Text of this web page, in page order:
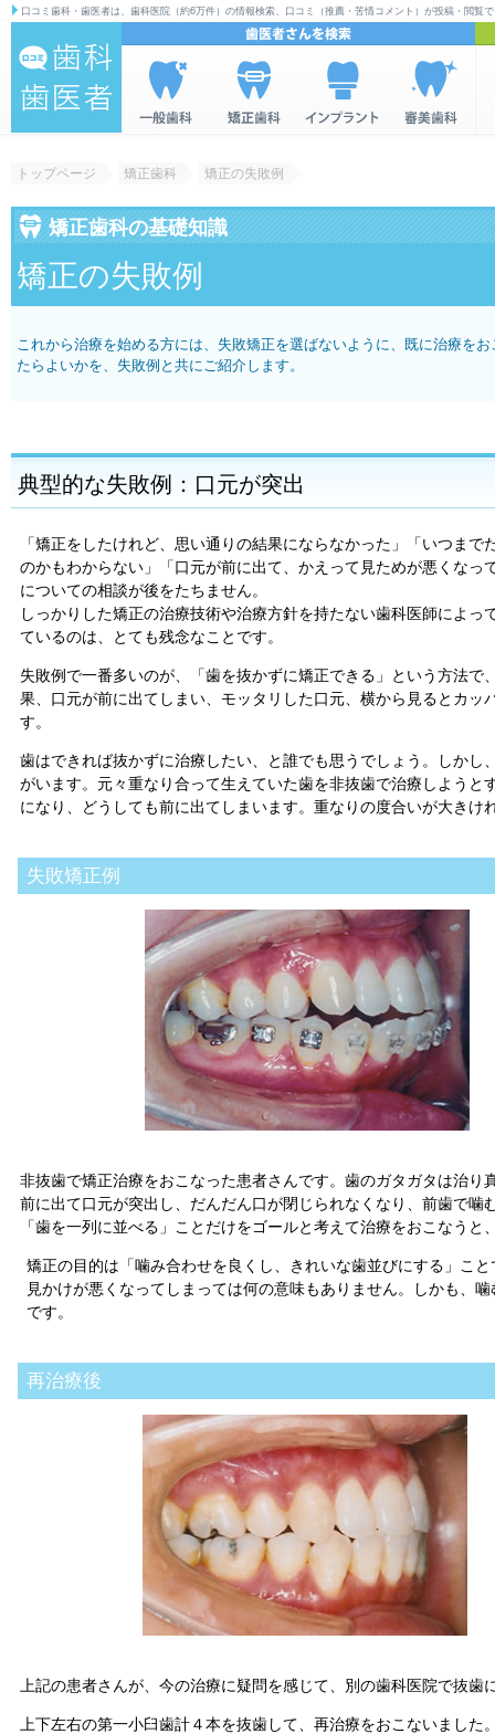
口コミ歯科・歯医者は、歯科医院（約6万件）の情報検索、口コミ（推薦・苦情コメント）が投稿・閲覧
情報検索サイ
科・歯医者
検索
検索
トップページ 矯正歯科 矯正の失敗例
矯正歯科の基礎知識
矯正の失敗例
これから治療を始める方には、失敗矯正を選ばないように、既に治療を
たらよいかを、失敗例と共にご紹介します。
典型的な失敗例：口元が突出
「矯正をしたけれど、思い通りの結果にならなかった」「いつま
のかもわからない」「口元が前に出て、かえって見ためが悪くなっ
についての相談が後をたちません。
しっかりした矯正の治療技術や治療方針を持たない歯科医師によ
ているのは、とても残念なことです。
失敗例で一番多いのが、「歯を抜かずに矯正できる」という方法で
果、口元が前に出てしまい、モッタリした口元、横から見るとカッ
す。
歯はできれば抜かずに治療したい、と誰でも思うでしょう。しかし
がいます。元々重なり合って生えていた歯を非抜歯で治療しようと
になり、どうしても前に出てしまいます。重なりの度合いが大きけ
失敗矯正例
非抜歯で矯正治療をおこなった患者さんです。歯のガタガタは治り
前に出て口元が突出し、だんだん口が閉じられなくなり、前歯で噛
「歯を一列に並べる」ことだけをゴールと考えて治療をおこなう
矯正の目的は「噛み合わせを良くし、きれいな歯並びにする」こ
見かけが悪くなってしまっては何の意味もありません。しかも、
です。
再治療後
上記の患者さんが、今の治療に疑問を感じて、別の歯科医院で抜歯
上下左右の第一小臼歯計４本を抜歯して、再治療をおこないまし